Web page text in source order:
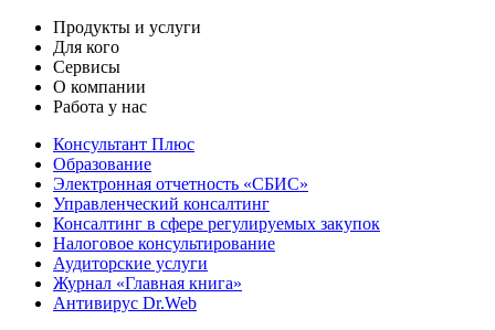
Продукты и услуги
Для кого
Сервисы
О компании
Работа у нас
Консультант Плюс
Образование
Электронная отчетность «СБИС»
Управленческий консалтинг
Консалтинг в сфере регулируемых закупок
Налоговое консультирование
Аудиторские услуги
Журнал «Главная книга»
Антивирус Dr.Web